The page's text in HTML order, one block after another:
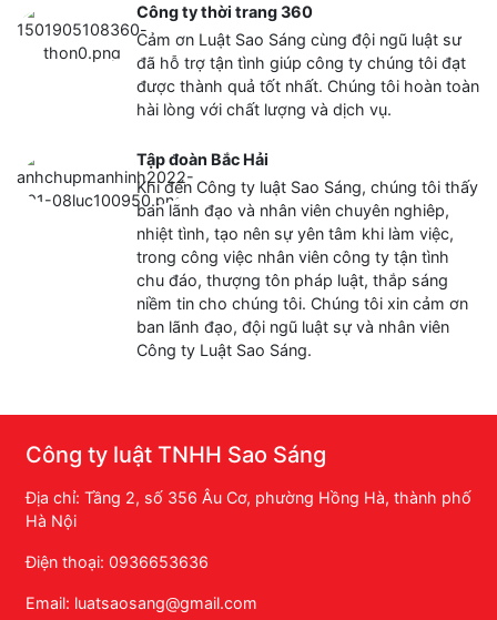
Công ty thời trang 360
Cảm ơn Luật Sao Sáng cùng đội ngũ luật sư
đã hỗ trợ tận tình giúp công ty chúng tôi đạt
được thành quả tốt nhất. Chúng tôi hoàn toàn
hài lòng với chất lượng và dịch vụ.
Tập đoàn Bắc Hải
Khi đến Công ty luật Sao Sáng, chúng tôi thấy
ban lãnh đạo và nhân viên chuyên nghiêp,
nhiệt tình, tạo nên sự yên tâm khi làm việc,
trong công việc nhân viên công ty tận tình
chu đáo, thượng tôn pháp luật, thắp sáng
niềm tin cho chúng tôi. Chúng tôi xin cảm ơn
ban lãnh đạo, đội ngũ luật sự và nhân viên
Công ty Luật Sao Sáng.
Công ty luật TNHH Sao Sáng
Địa chỉ: Tầng 2, số 356 Âu Cơ, phường Hồng Hà, thành phố
Hà Nội
Điện thoại: 0936653636
Email: luatsaosang@gmail.com